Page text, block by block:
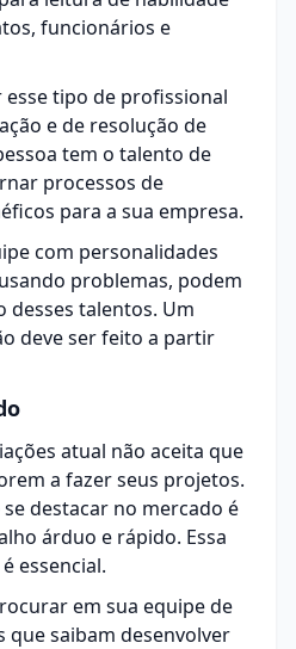
funcionários e
esse tipo de profissional
e de resolução de
tem o talento de
processos de
para a sua empresa.
com personalidades
problemas, podem
desses talentos. Um
deve ser feito a partir
atual não aceita que
a fazer seus projetos.
destacar no mercado é
árduo e rápido. Essa
essencial.
em sua equipe de
que saibam desenvolver